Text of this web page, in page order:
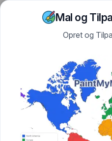
Skip to content
PaintMyMapMal og
Opret og